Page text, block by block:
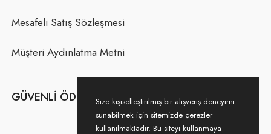
Mesafeli Satış Sözleşmesi
Müşteri Aydınlatma Metni
GÜVENLI ÖDEMESize kişiselleştirilmiş bir alışveriş deneyimi
sunabilmek için sitemizde çerezler
kullanılmaktadır. Bu siteyi kullanmaya